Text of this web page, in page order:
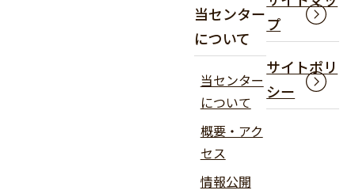
当センター
について
当センター
について
概要・アク
セス
情報公開
プ
サイトポリ
シー